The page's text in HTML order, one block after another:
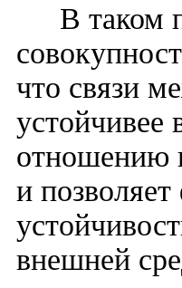
В таком
что связи
отношению
и
внешней